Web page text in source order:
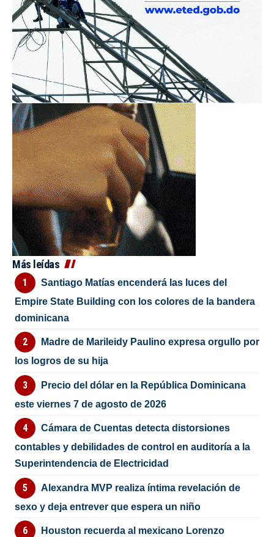
Más leídas
Santiago Matías encenderá las luces del
Empire State Building con los colores de la bandera
dominicana
Madre de Marileidy Paulino expresa orgullo por
los logros de su hija
Precio del dólar en la República Dominicana
este viernes 7 de agosto de 2026
Cámara de Cuentas detecta distorsiones
contables y debilidades de control en auditoría a la
Superintendencia de Electricidad
Alexandra MVP realiza íntima revelación de
sexo y deja entrever que espera un niño
Houston recuerda al mexicano Lorenzo